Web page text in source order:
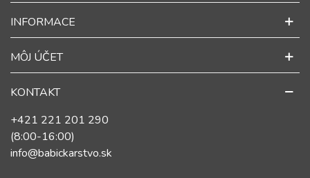
INFORMACE
MÔJ ÚČET
KONTAKT
+421 221 201 290
(8:00-16:00)
info@babickarstvo.sk